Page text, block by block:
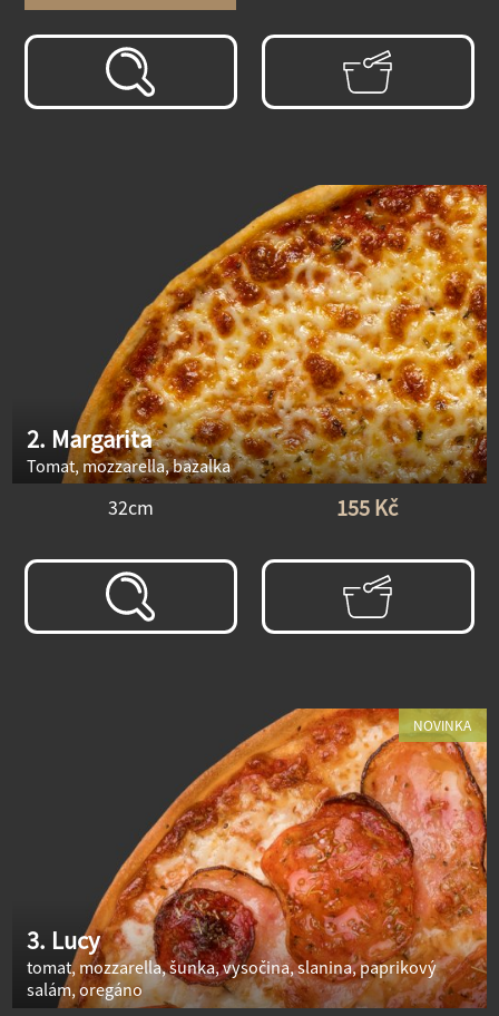
2. Margarita
Tomat, mozzarella, bazalka
32cm 155 Kč
NOVINKA
3. Lucy
tomat, mozzarella, šunka, vysočina, slanina, paprikový
salám, oregáno